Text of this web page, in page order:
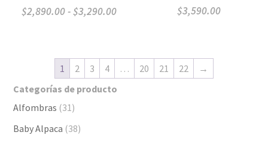
$2,890.00-$3,290.00Rango
desde
$2,890.00
$3,590.00
1 2 3 4 … 20 21 22
→
Categorías de producto
Alfombras (31)
Baby Alpaca (38)